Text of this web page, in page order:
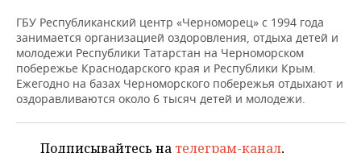
ГБУ Республиканский центр «Черноморец» с 1994 года
занимается организацией оздоровления, отдыха детей и
молодежи Республики Татарстан на Черноморском
побережье Краснодарского края и Республики Крым.
Ежегодно на базах Черноморского побережья отдыхают и
оздоравливаются около 6 тысяч детей и молодежи.
Подписывайтесь на телеграм-канал,